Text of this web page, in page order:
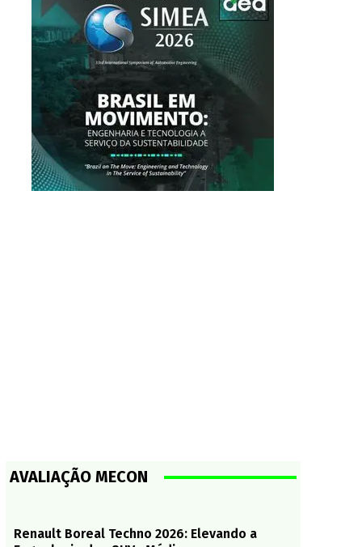
AVALIAÇÃO MECON
Renault Boreal Techno 2026: Elevando a